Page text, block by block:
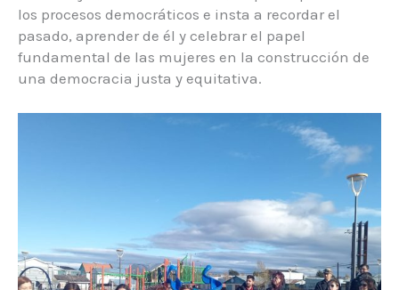
los procesos democráticos e insta a recordar el
pasado, aprender de él y celebrar el papel
fundamental de las mujeres en la construcción de
una democracia justa y equitativa.